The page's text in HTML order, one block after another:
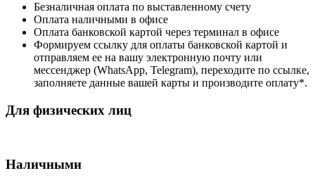
Безналичная оплата по выставленному счету
Оплата наличными в офисе
Оплата банковской картой через терминал в офисе
Формируем ссылку для оплаты банковской картой и
отправляем ее на вашу электронную почту или
мессенджер (WhatsApp, Telegram), переходите по ссылке,
заполняете данные вашей карты и производите оплату*.
Для физических лиц
Наличными